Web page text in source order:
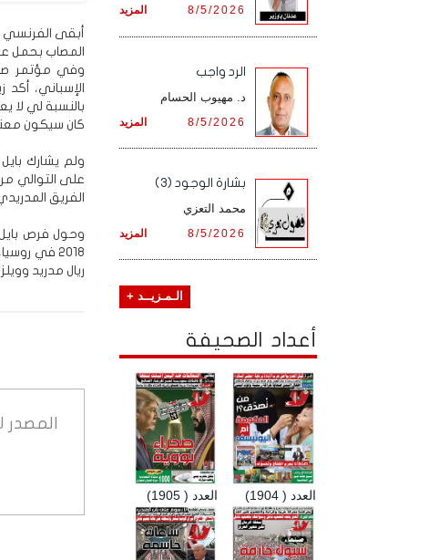
أبقى الفرنسي
المصاب بحمل
وفي مؤتمر
الإسباني،
بالنسبة لي لا
كان سيكون
ولم يشارك
على التوالي
الفريق
وحول فرص
2018 في
ريال مدريد
المصدر
المزيد 8/5/2026
الرد واجب
د. مهيوب الحسام
المزيد 8/5/2026
بشارة الوجود (3)
محمد التعزي
المزيد 8/5/2026
الـمـزيــد +
أعداد الصحيفة
العدد ( 1905) العدد ( 1904)